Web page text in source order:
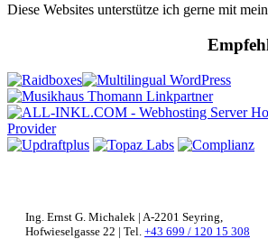
Diese Websites unterstütze ich gerne mit
Ing. Ernst G. Michalek | A-2201 Seyring,
Hofwieselgasse 22 | Tel. +43 699 / 120 15 308